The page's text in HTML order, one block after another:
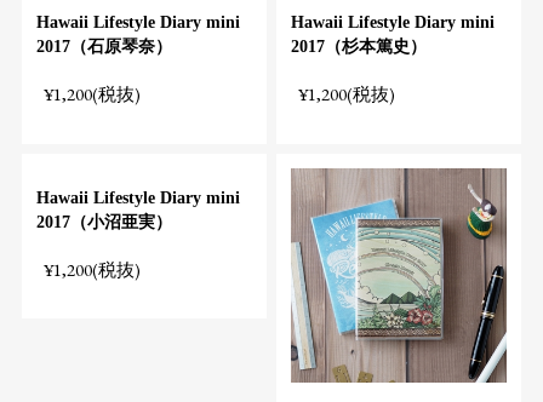
Hawaii Lifestyle Diary mini
2017（石原琴奈）
¥1,200(税抜)
Hawaii Lifestyle Diary mini
2017（杉本篤史）
¥1,200(税抜)
Hawaii Lifestyle Diary mini
2017（小沼亜実）
¥1,200(税抜)